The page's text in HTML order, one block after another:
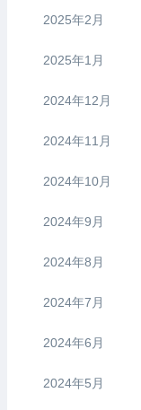
2025年2月
2025年1月
2024年12月
2024年11月
2024年10月
2024年9月
2024年8月
2024年7月
2024年6月
2024年5月